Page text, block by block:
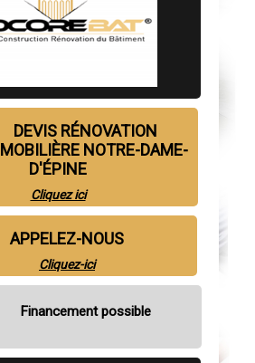
DEVIS RÉNOVATION
NOTRE-DAME-
D'ÉPINE
Cliquez ici
APPELEZ-NOUS
Cliquez-ici
Financement possible